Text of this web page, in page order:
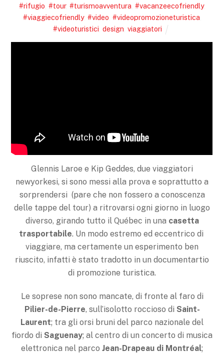
#rifugio #tour, #turismoavventura #vacanzeecofriendly,
#viaggiecofriendly, #video #videopromozioneturistica
#videoturistici ,design ,viaggiatori
Glennis Laroe e Kip Geddes, due viaggiatori
newyorkesi, si sono messi alla prova e soprattutto a
sorprendersi (pare che non fossero a conoscenza
delle tappe del tour) a ritrovarsi ogni giorno in luogo
diverso, girando tutto il Québec in una casetta
trasportabile. Un modo estremo ed eccentrico di
viaggiare, ma certamente un esperimento ben
riuscito, infatti è stato tradotto in un documentartio
di promozione turistica.
Le soprese non sono mancate, di fronte al faro di
Pilier-de-Pierre, sull’isolotto roccioso di Saint-
Laurent; tra gli orsi bruni del parco nazionale del
fiordo di Saguenay; al centro di un concerto di musica
elettronica nel parco Jean-Drapeau di Montréal;